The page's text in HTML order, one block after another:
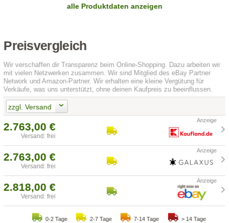
alle Produktdaten anzeigen
Preisvergleich
Wir verschaffen dir Transparenz beim Online-Shopping. Dazu arbeiten wir
mit vielen Netzwerken zusammen. Wir sind Mitglied des eBay Partner
Network und Amazon-Partner. Wir erhalten eine kleine Vergütung für
Verkäufe, was uns unterstützt, ohne deinen Kaufpreis zu beeinflussen.
zzgl. Versand
2.763,00 €
Versand: frei
2.763,00 €
Versand: frei
2.818,00 €
Versand: frei
0-2 Tage 2-7 Tage 7-14 Tage > 14 Tage